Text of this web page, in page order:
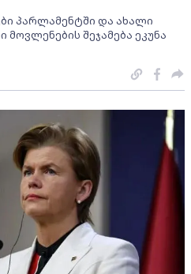
პარლამენტში და ახალი
შეჯამება ეკუნა